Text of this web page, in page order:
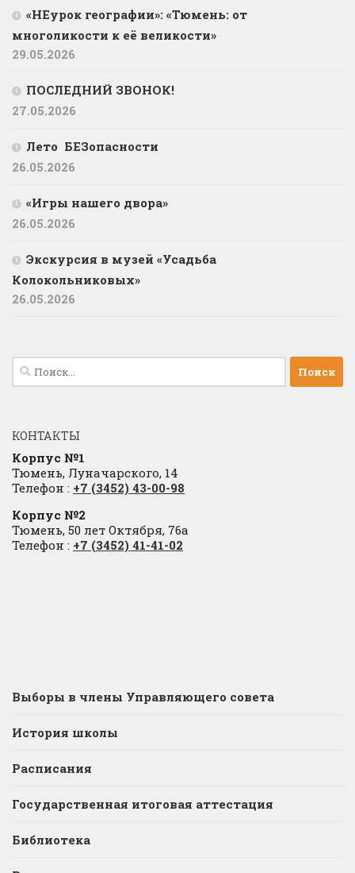
«НЕурок географии»: «Тюмень: от
многоликости к её великости»
29.05.2026
ПОСЛЕДНИЙ ЗВОНОК!
27.05.2026
Лето БЕЗопасности
26.05.2026
«Игры нашего двора»
26.05.2026
Экскурсия в музей «Усадьба
Колокольниковых»
26.05.2026
Найти:
КОНТАКТЫ
Корпус №1
Тюмень, Луначарского, 14
Телефон : +7 (3452) 43-00-98
Корпус №2
Тюмень, 50 лет Октября, 76а
Телефон : +7 (3452) 41-41-02
Выборы в члены Управляющего совета
История школы
Расписания
Государственная итоговая аттестация
Библиотека